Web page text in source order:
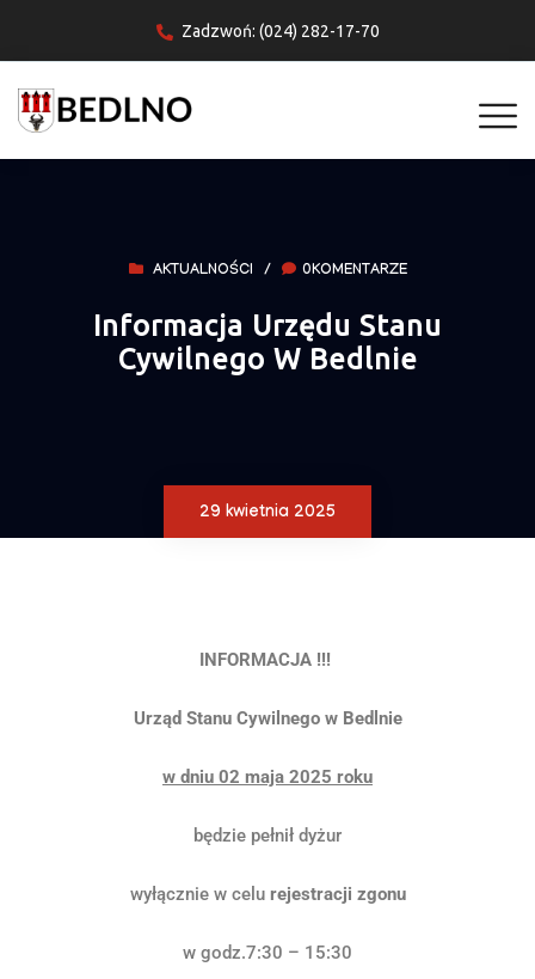
Zadzwoń: (024) 282-17-70
AKTUALNOŚCI / 0KOMENTARZE
Informacja Urzędu Stanu
Cywilnego W Bedlnie
29 kwietnia 2025
INFORMACJA !!!
Urząd Stanu Cywilnego w Bedlnie
w dniu 02 maja 2025 roku
będzie pełnił dyżur
wyłącznie w celu rejestracji zgonu
w godz.7:30 – 15:30